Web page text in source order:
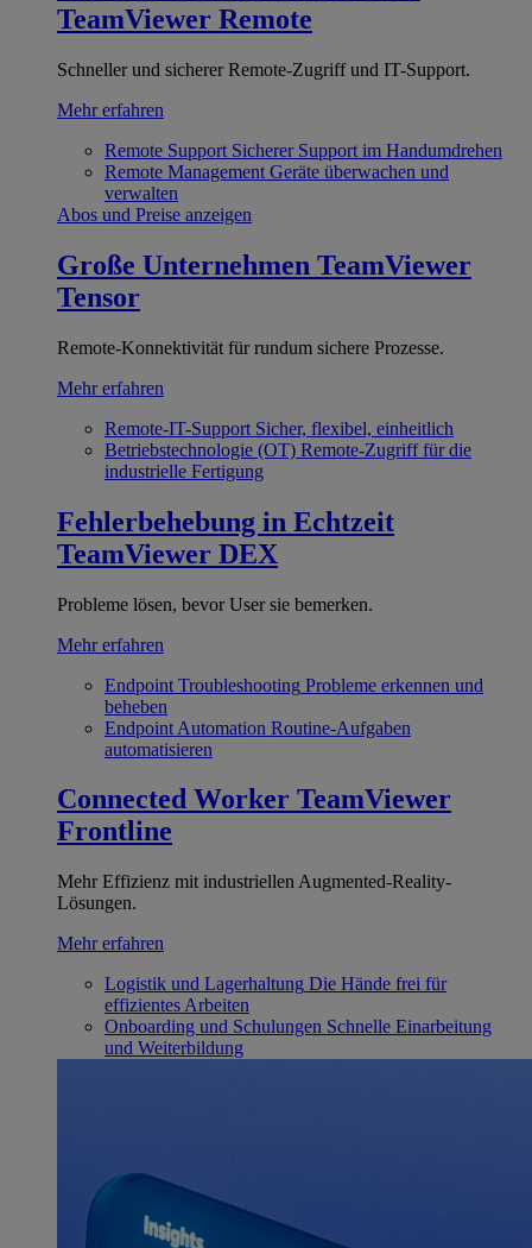
TeamViewer Remote
Schneller und sicherer Remote-Zugriff und IT-Support.
Mehr erfahren
Remote Support Sicherer Support im Handumdrehen
Remote Management Geräte überwachen und
verwalten
Abos und Preise anzeigen
Große Unternehmen TeamViewer
Tensor
Remote-Konnektivität für rundum sichere Prozesse.
Mehr erfahren
Remote-IT-Support Sicher, flexibel, einheitlich
Betriebstechnologie (OT) Remote-Zugriff für die
industrielle Fertigung
Fehlerbehebung in Echtzeit
TeamViewer DEX
Probleme lösen, bevor User sie bemerken.
Mehr erfahren
Endpoint Troubleshooting Probleme erkennen und
beheben
Endpoint Automation Routine-Aufgaben
automatisieren
Connected Worker TeamViewer
Frontline
Mehr Effizienz mit industriellen Augmented-Reality-
Lösungen.
Mehr erfahren
Logistik und Lagerhaltung Die Hände frei für
effizientes Arbeiten
Onboarding und Schulungen Schnelle Einarbeitung
und Weiterbildung